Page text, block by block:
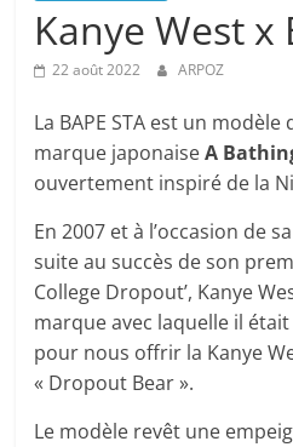
Kanye West x
22 août 2022 ARPOZ
La BAPE STA est un modèle
marque japonaiseA
ouvertement inspiré de la
En 2007 et à l’occasion de
suite au succès de son
College Dropout’, Kanye
marque avec laquelle il
pour nous offrir la Kanye
« Dropout Bear ».
Le modèle revêt une